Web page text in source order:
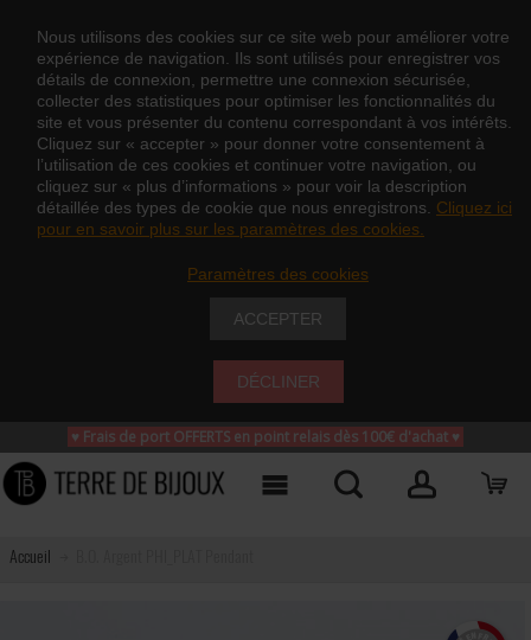
Nous utilisons des cookies sur ce site web pour améliorer votre
expérience de navigation. Ils sont utilisés pour enregistrer vos
détails de connexion, permettre une connexion sécurisée,
collecter des statistiques pour optimiser les fonctionnalités du
site et vous présenter du contenu correspondant à vos intérêts.
Cliquez sur « accepter » pour donner votre consentement à
l’utilisation de ces cookies et continuer votre navigation, ou
cliquez sur « plus d’informations » pour voir la description
détaillée des types de cookie que nous enregistrons. Cliquez ici
pour en savoir plus sur les paramètres des cookies.
Paramètres des cookies
ACCEPTER
DÉCLINER
♥ Frais de port OFFERTS en point relais dès 100€ d'achat ♥
Accueil